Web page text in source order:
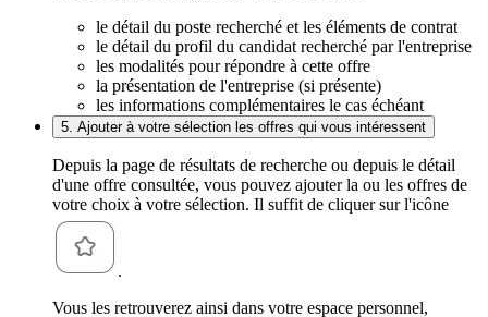
le détail du poste recherché et les éléments de contrat
le détail du profil du candidat recherché par l'entreprise
les modalités pour répondre à cette offre
la présentation de l'entreprise (si présente)
les informations complémentaires le cas échéant
5. Ajouter à votre sélection les offres qui vous intéressent
Depuis la page de résultats de recherche ou depuis le détail
d'une offre consultée, vous pouvez ajouter la ou les offres de
votre choix à votre sélection. Il suffit de cliquer sur l'icône
.
Vous les retrouverez ainsi dans votre espace personnel,